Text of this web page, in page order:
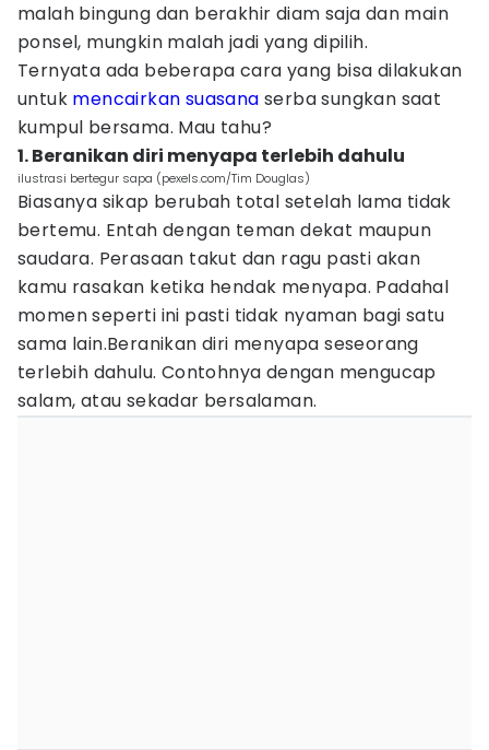
malah bingung dan berakhir diam saja dan main
ponsel, mungkin malah jadi yang dipilih.
Ternyata ada beberapa cara yang bisa dilakukan
untuk mencairkan suasana serba sungkan saat
kumpul bersama. Mau tahu?
1. Beranikan diri menyapa terlebih dahulu
ilustrasi bertegur sapa (pexels.com/Tim Douglas)
Biasanya sikap berubah total setelah lama tidak
bertemu. Entah dengan teman dekat maupun
saudara. Perasaan takut dan ragu pasti akan
kamu rasakan ketika hendak menyapa. Padahal
momen seperti ini pasti tidak nyaman bagi satu
sama lain.Beranikan diri menyapa seseorang
terlebih dahulu. Contohnya dengan mengucap
salam, atau sekadar bersalaman.